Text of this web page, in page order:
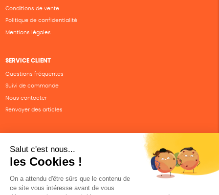
Conditions de vente
Politique de confidentialité
Mentions légales
SERVICE CLIENT
Questions fréquentes
Suivi de commande
Nous contacter
Renvoyer des articles